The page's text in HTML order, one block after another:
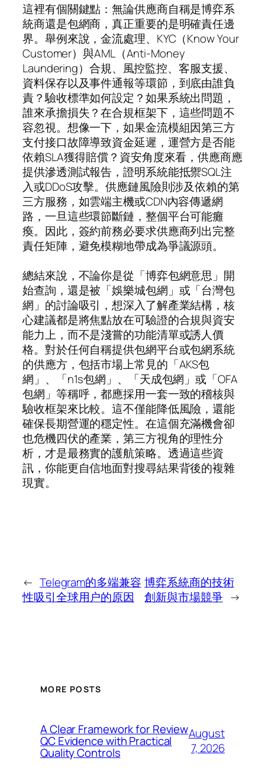
這裡有個關鍵點：無論供應商自稱是博弈系
統商還是包網商，真正重要的是明確責任邊
界。舉例來說，金流處理、KYC（Know Your
Customer）與AML（Anti-Money
Laundering）合規、風控監控、客服支援、
資料保存以及事件通報等環節，到底由誰負
責？驗收標準如何設定？如果系統出問題，
誰來承擔損失？在合規框架下，這些問題不
容忽視。想像一下，如果金流模組因第三方
支付接口故障導致資金延遲，運營方是否能
依賴SLA獲得賠償？資安角度來看，供應商應
提供滲透測試報告，證明系統能抵禦SQL注
入或DDoS攻擊。供應鏈風險則涉及依賴的第
三方服務，如雲端主機或CDN內容傳遞網
路，一旦這些環節斷鏈，整個平台可能癱
瘓。因此，簽約前務必要求供應商列出完整
責任矩陣，避免模糊地帶成為爭議源頭。
總結來說，不論你是從「博弈包網意思」開
始查詢，還是被「娛樂城包網」或「台灣包
網」的討論吸引，想深入了解產業結構，核
心建議都是將焦點放在可驗證的合規與資安
能力上，而不是淺嘗的功能清單或誘人價
格。對於任何自稱提供包網平台或包網系統
的供應方，包括市場上常見的「AKS包
網」、「n1s包網」、「天成包網」或「OFA
包網」等稱呼，都應採用一套一致的稽核與
驗收框架來比較。這不僅能降低風險，還能
確保長期營運的穩定性。在這個充滿機會卻
也危機四伏的產業，第三方視角的理性分
析，才是最務實的護航策略。透過這些資
訊，你能更自信地面對搜尋結果背後的複雜
現實。
← Telegram的多端兼容
性吸引全球用户的原因
博弈系統商的技術
創新與市場競爭 →
MORE POSTS
A Clear Framework for Review
QC Evidence with Practical
Quality Controls
August
7, 2026